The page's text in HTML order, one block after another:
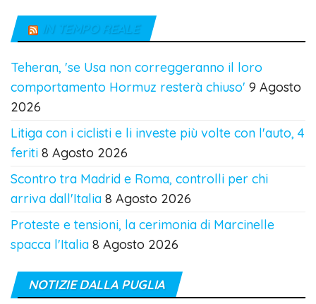
IN TEMPO REALE
Teheran, 'se Usa non correggeranno il loro
comportamento Hormuz resterà chiuso' 9 Agosto
2026
Litiga con i ciclisti e li investe più volte con l'auto, 4
feriti 8 Agosto 2026
Scontro tra Madrid e Roma, controlli per chi
arriva dall'Italia 8 Agosto 2026
Proteste e tensioni, la cerimonia di Marcinelle
spacca l'Italia 8 Agosto 2026
NOTIZIE DALLA PUGLIA